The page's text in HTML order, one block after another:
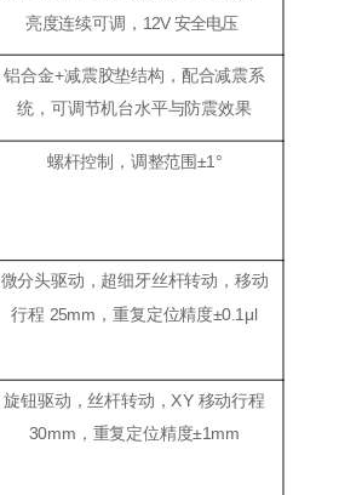
亮度连续可调， 12V 安全电压
铝合金+减震胶垫结构，配合减震系
统，可调节机台水平与防震效果
螺杆控制，调整范围±1°
微分头驱动，超细牙丝杆转动，移动
行程 25mm，重复定位精度±0.1μl
旋钮驱动，丝杆转动，XY 移动行程
30mm，重复定位精度±1mm